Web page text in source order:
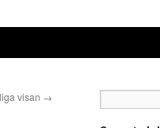
visan →